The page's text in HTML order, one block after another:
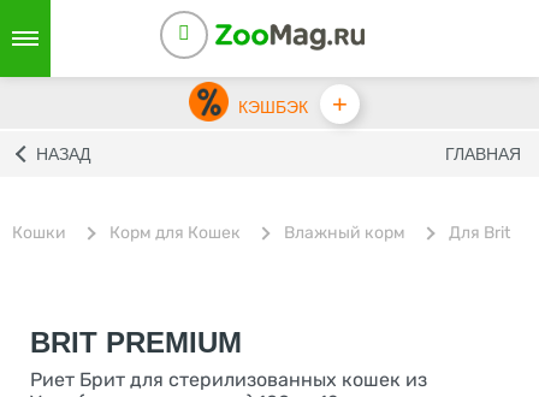
КЭШБЭК +
НАЗАД ГЛАВНАЯ
Кошки Корм для Кошек Влажный корм Для Brit
BRIT PREMIUM
Риет Брит для стерилизованных кошек из